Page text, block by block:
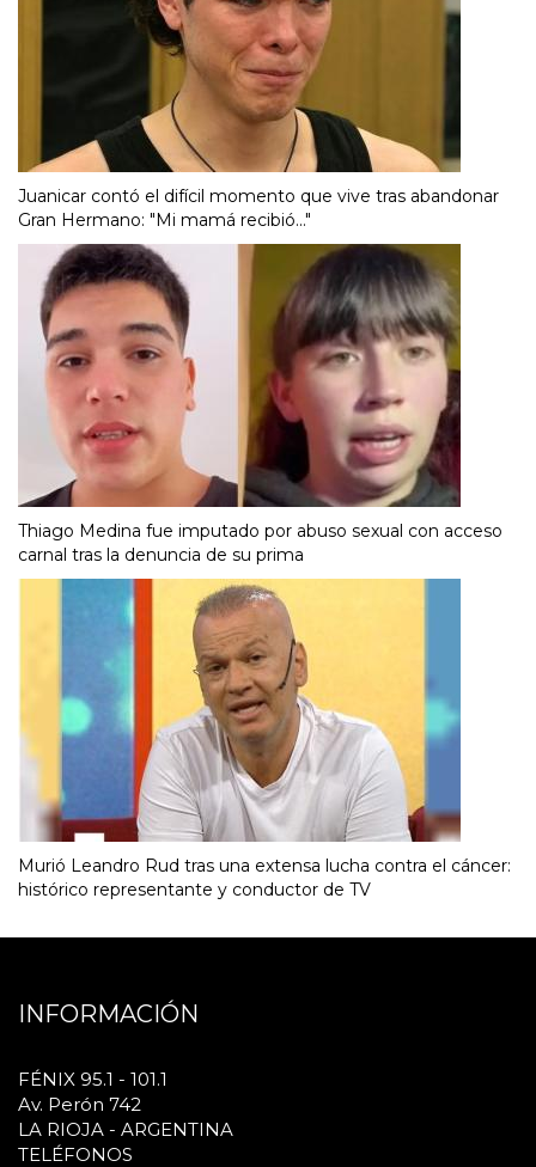
Juanicar contó el difícil momento que vive tras abandonar
Gran Hermano: "Mi mamá recibió..."
Thiago Medina fue imputado por abuso sexual con acceso
carnal tras la denuncia de su prima
Murió Leandro Rud tras una extensa lucha contra el cáncer:
histórico representante y conductor de TV
INFORMACIÓN
FÉNIX 95.1 - 101.1
Av. Perón 742
LA RIOJA - ARGENTINA
TELÉFONOS